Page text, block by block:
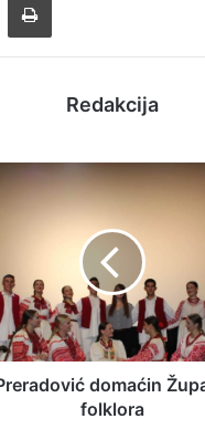
Redakcija
domaćin
folklora